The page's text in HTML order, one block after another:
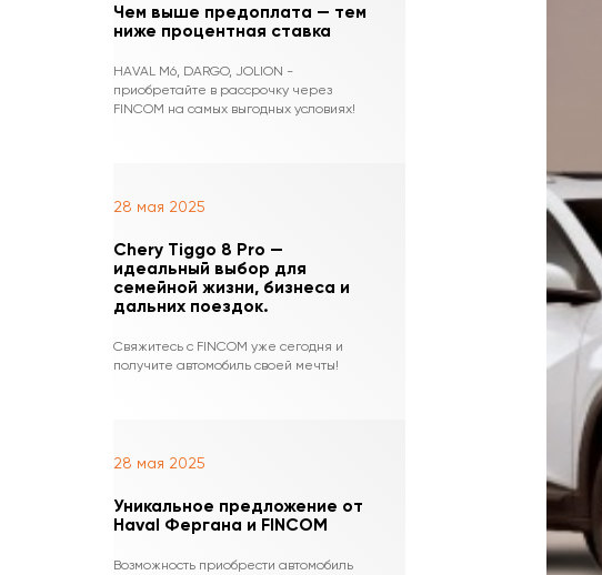
Чем выше предоплата — тем
ниже процентная ставка
HAVAL M6, DARGO, JOLION -
приобретайте в рассрочку через
FINCOM на самых выгодных условиях!
28 мая 2025
Chery Tiggo 8 Pro —
идеальный выбор для
семейной жизни, бизнеса и
дальних поездок.
Свяжитесь с FINCOM уже сегодня и
получите автомобиль своей мечты!
28 мая 2025
Уникальное предложение от
Haval Фергана и FINCOM
Возможность приобрести автомобиль